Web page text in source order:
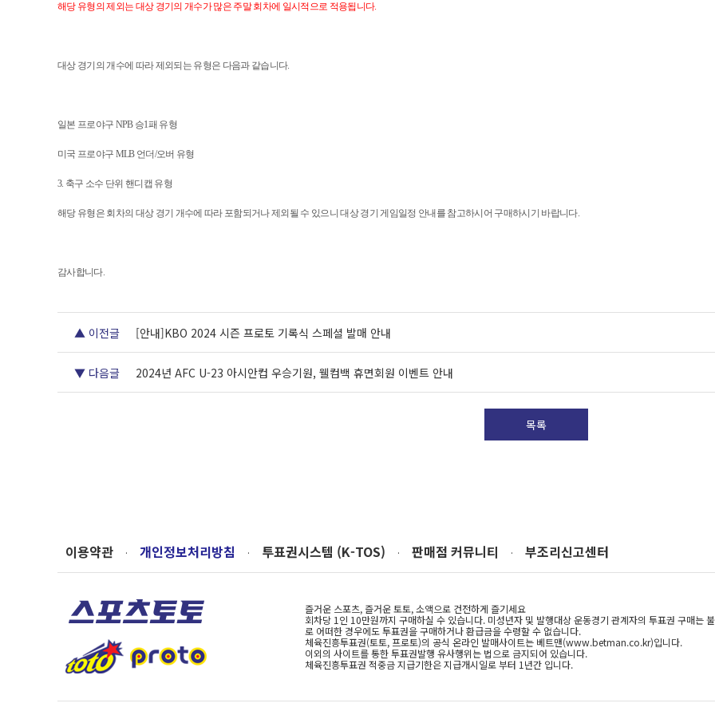
해당 유형의 제외는 대상 경기의 개수가 많은 주말 회차에 일시적으로 적용됩니다.
대상 경기의 개수에 따라 제외되는 유형은 다음과 같습니다.
일본 프로야구 NPB 승1패 유형
미국 프로야구 MLB 언더/오버 유형
3. 축구 소수 단위 핸디캡 유형
해당 유형은 회차의 대상 경기 개수에 따라 포함되거나 제외될 수 있으니 대상 경기 게임일정 안내를 참고하시어 구매하시기 바랍니다.
감사합니다.
▲ 이전글 [안내]KBO 2024 시즌 프로토 기록식 스페셜 발매 안내
▼ 다음글 2024년 AFC U-23 아시안컵 우승기원, 웰컴백 휴면회원 이벤트 안내
목록
이용약관 · 개인정보처리방침 · 투표권시스템 (K-TOS) · 판매점 커뮤니티 · 부조리신고센터
즐거운 스포츠, 즐거운 토토, 소액으로 건전하게 즐기세요
회차당 1인 10만원까지 구매하실 수 있습니다. 미성년자 및 발행대상 운동경기 관계자의 투표권 구매는
로 어떠한 경우에도 투표권을 구매하거나 환급금을 수령할 수 없습니다.
체육진흥투표권(토토, 프로토)의 공식 온라인 발매사이트는 베트맨(www.betman.co.kr)입니다.
이외의 사이트를 통한 투표권발행 유사행위는 법으로 금지되어 있습니다.
체육진흥투표권 적중금 지급기한은 지급개시일로 부터 1년간 입니다.